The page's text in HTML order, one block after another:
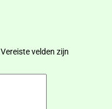
Vereiste velden zijn